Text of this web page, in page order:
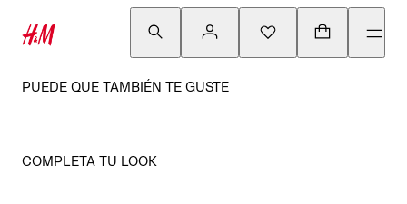
PUEDE QUE TAMBIÉN TE GUSTE
COMPLETA TU LOOK